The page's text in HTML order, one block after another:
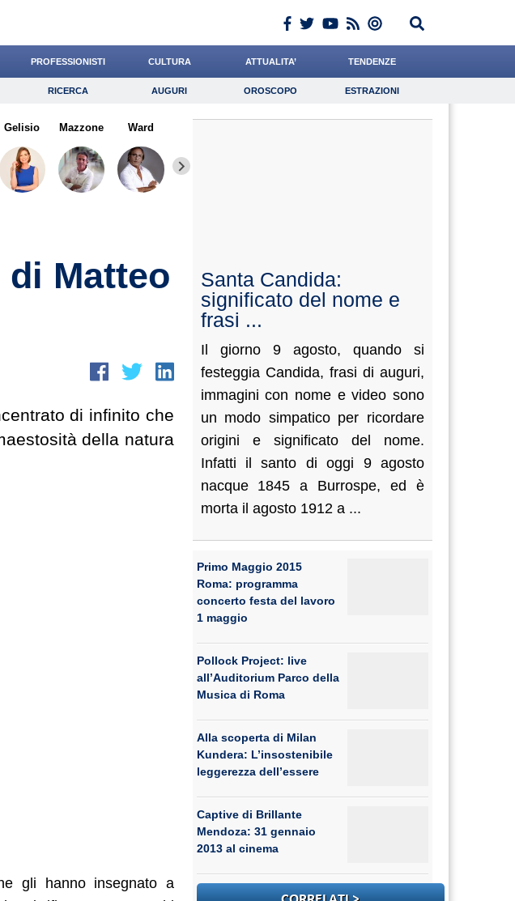
PROFESSIONISTI CULTURA ATTUALITA’ TENDENZE
Ricerca Auguri Oroscopo Estrazioni
Economia Giornalista
RICERCA AUGURI OROSCOPO ESTRAZIONI
Gelisio Mazzone Ward
Matteo
di infinito che
della natura
gli hanno insegnato a
Santa Candida:
significato del nome e
frasi ...
Il giorno 9 agosto, quando si
festeggia Candida, frasi di auguri,
immagini con nome e video sono
un modo simpatico per ricordare
origini e significato del nome.
Infatti il santo di oggi 9 agosto
nacque 1845 a Burrospe, ed è
morta il agosto 1912 a ...
Primo Maggio 2015
Roma: programma
concerto festa del lavoro
1 maggio
Pollock Project: live
all’Auditorium Parco della
Musica di Roma
Alla scoperta di Milan
Kundera: L’insostenibile
leggerezza dell’essere
Captive di Brillante
Mendoza: 31 gennaio
2013 al cinema